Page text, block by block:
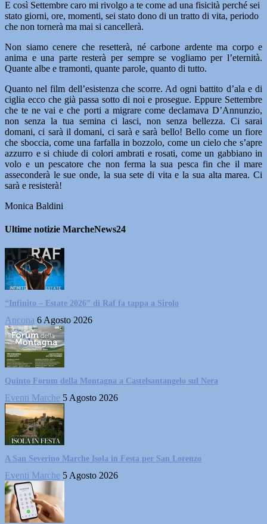
E così Settembre caro mi rivolgo a te come ad una fisicità perché sei
stato giorni, ore, momenti, sei stato dono di un tratto di vita, periodo
che non tornerà ma mai si cancellerà.
Non siamo cenere che resetterà, né carbone ardente ma corpo e
anima e una parte resterà per sempre se vogliamo per l’eternità.
Quante albe e tramonti, quante parole, quanto di tutto.
Quanto nel film dell’esistenza che scorre. Ad ogni battito d’ala e di
ciglia ecco che già passa sotto di noi e prosegue. Eppure Settembre
che te ne vai e che porti a migrare come declamava D’Annunzio,
non senza la tua semina ci lasci, non senza bellezza. Ci sarai
domani, ci sarà il domani, ci sarà e sarà bello! Bello come un fiore
che sboccia, come una farfalla in bozzolo, come un cielo che s’apre
azzurro e si chiude di colori ambrati e rosati, come un gabbiano in
volo e un pescatore che non ferma la sua pesca fin che il mare
asseconderà le sue onde, la sua sete di vita e la sua alta marea. Ci
sarà e resisterà!
Monica Baldini
Ultime notizie MarcheNews24
“Infinito – Estate 2026” di Raf fa tappa a Sirolo
Ancona 6 Agosto 2026
Quinto Forum della Montagna a Castelsantangelo sul Nera
Eventi Marche 5 Agosto 2026
A San Severino Marche Isola in Festa per San Lorenzo
Eventi Marche 5 Agosto 2026